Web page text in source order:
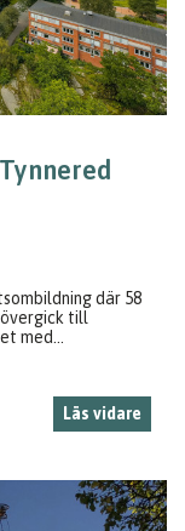
där 58
till
med...
Läs vidare